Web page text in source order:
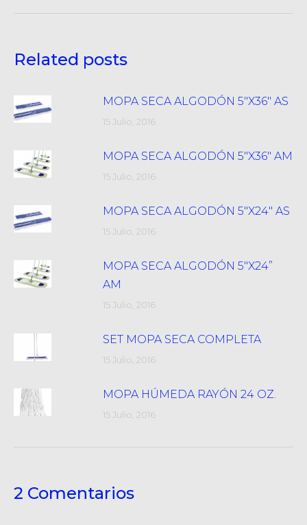
Related posts
MOPA SECA ALGODÓN 5″X36″ AS
15 Julio, 2016
MOPA SECA ALGODÓN 5″X36″ AM
15 Julio, 2016
MOPA SECA ALGODÓN 5″X24″ AS
15 Julio, 2016
MOPA SECA ALGODÓN 5″X24”
AM
15 Julio, 2016
SET MOPA SECA COMPLETA
15 Julio, 2016
MOPA HÚMEDA RAYÓN 24 OZ.
15 Julio, 2016
2 Comentarios